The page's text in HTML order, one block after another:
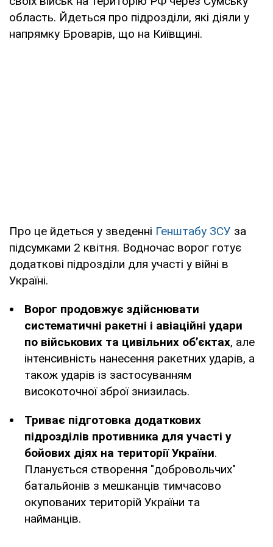
область. Йдеться про підрозділи, які діяли у
напрямку Броварів, що на Київщині.
Про це йдеться у зведенні Генштабу ЗСУ за
підсумками 2 квітня. Водночас ворог готує
додаткові підрозділи для участі у війні в
Україні.
Ворог продовжує здійснювати
систематичні ракетні і авіаційні удари
по військових та цивільних об’єктах, але
інтенсивність нанесення ракетних ударів, а
також ударів із застосуванням
високоточної зброї знизилась.
Триває підготовка додаткових
підрозділів противника для участі у
бойових діях на території України.
Планується створення "добровольчих"
батальйонів з мешканців тимчасово
окупованих територій України та
найманців.